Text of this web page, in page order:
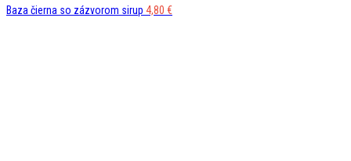
Baza čierna so zázvorom sirup 4,80 €